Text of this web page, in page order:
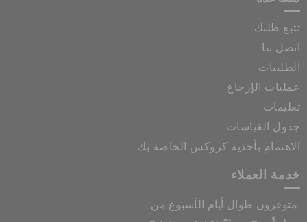
تتبع طلبك
اتصل بنا
الطلبيات
عمليات الإرجاع
تعليمات
جدول القياسات
الاهتمام بأحذية كروكس الخاصة بك
خدمة العملاء
متوفرون طوال أيام الأسبوع من: